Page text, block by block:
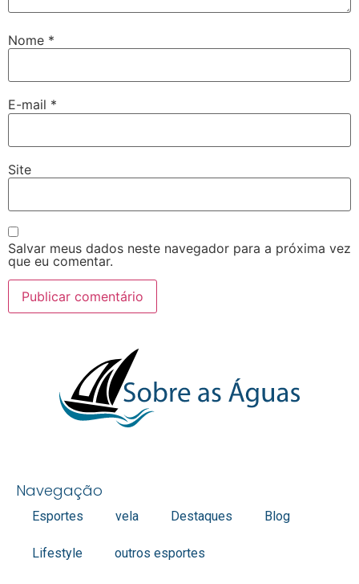
Nome *
E-mail *
Site
Salvar meus dados neste navegador para a próxima vez
que eu comentar.
Navegação
Esportes vela Destaques Blog
Lifestyle outros esportes